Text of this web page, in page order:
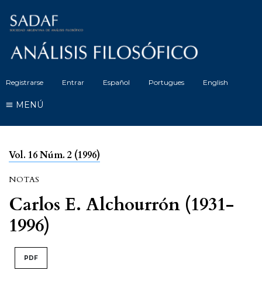
Registrarse Entrar Español Portugues English
MENÚ
Vol. 16 Núm. 2 (1996)
NOTAS
Carlos E. Alchourrón (1931-
1996)
PDF